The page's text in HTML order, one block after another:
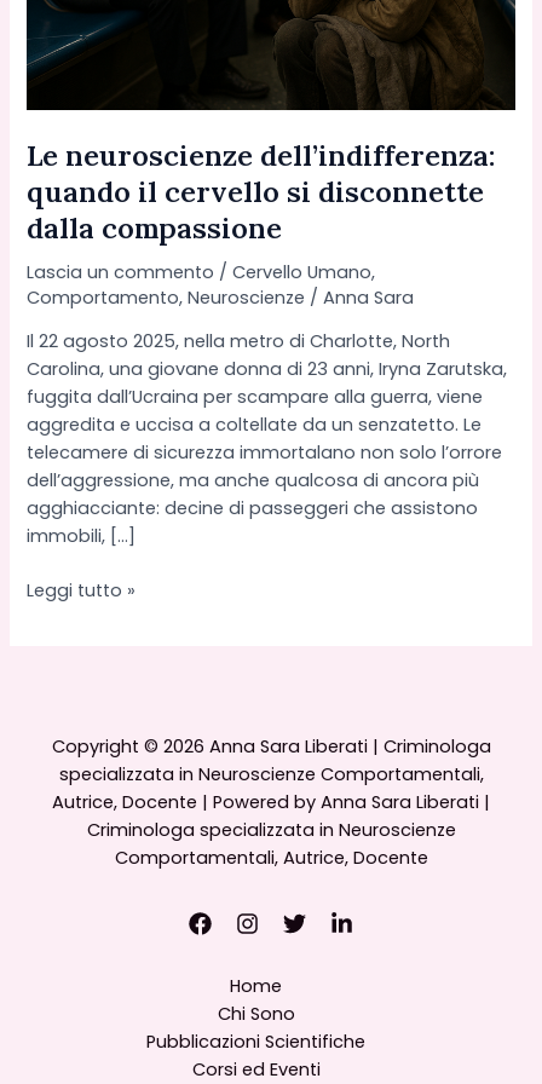
Le neuroscienze dell’indifferenza:
quando il cervello si disconnette
dalla compassione
Lascia un commento /Cervello Umano,
Comportamento,Neuroscienze /Anna Sara
Il 22 agosto 2025, nella metro di Charlotte, North
Carolina, una giovane donna di 23 anni, Iryna Zarutska,
fuggita dall’Ucraina per scampare alla guerra, viene
aggredita e uccisa a coltellate da un senzatetto. Le
telecamere di sicurezza immortalano non solo l’orrore
dell’aggressione, ma anche qualcosa di ancora più
agghiacciante: decine di passeggeri che assistono
immobili, […]
Le
disconnette
dalla
compassione
Leggi tutto »
Copyright © 2026 Anna Sara Liberati | Criminologa
specializzata in Neuroscienze Comportamentali,
Autrice, Docente | Powered by Anna Sara Liberati |
Criminologa specializzata in Neuroscienze
Comportamentali, Autrice, Docente
Home
Chi Sono
Pubblicazioni Scientifiche
Corsi ed Eventi